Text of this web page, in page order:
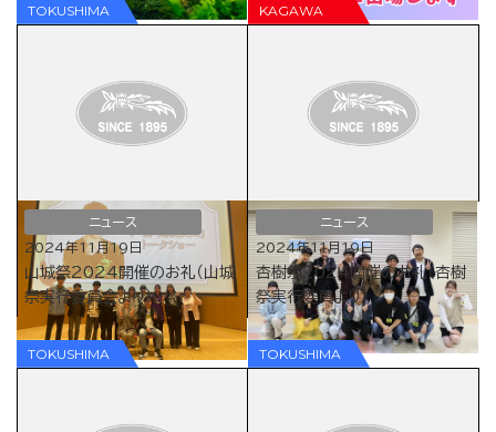
ニュース
2024年11月19日
山城祭2024開催のお礼（山城
祭実行委員会より）
ニュース
2024年11月19日
杏樹祭2024開催のお礼（杏樹
祭実行委員より）